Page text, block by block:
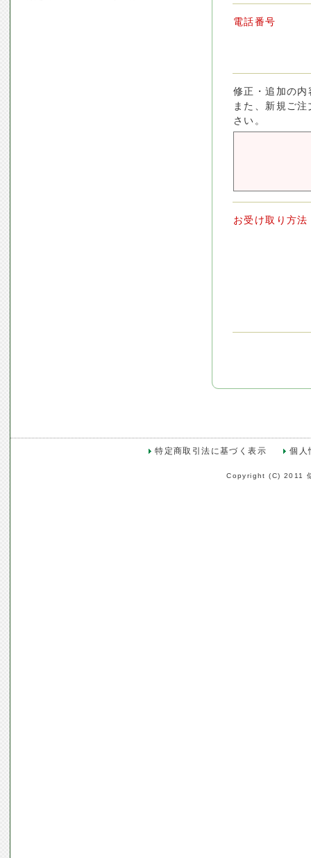
電話番号
修正・追加の
また、新規ご
さい。
お受け取り方法
特定商取引法に基づく表示 個人
Copyright (C) 2011